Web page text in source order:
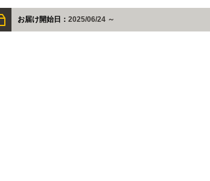
お届け開始日： 2025/06/24 ～